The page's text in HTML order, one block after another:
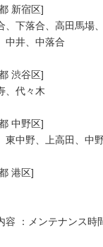
新宿区]
、下落合、高田馬場
中井、中落合
渋谷区]
、代々木
中野区]
東中野、上高田、中
港区]
容 ：メンテナンス時